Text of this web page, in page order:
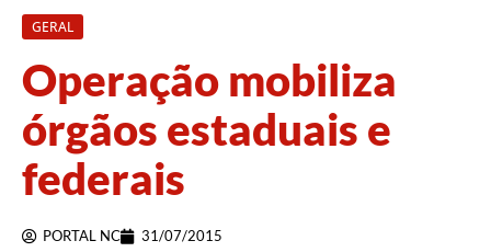
GERAL
Operação mobiliza
órgãos estaduais e
federais
PORTAL NC 31/07/2015